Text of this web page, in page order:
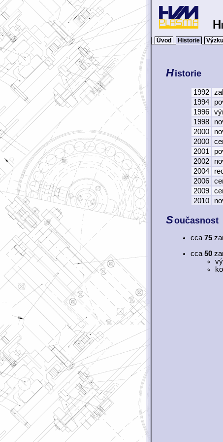
Úvod Historie
historie
1992
1994
1996
1998
2000
2000
2001
2002
2004
2006
2009
2010
současnost
cca 75
cca 50